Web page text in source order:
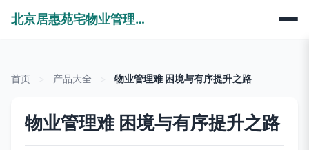
北京居惠苑宅物业管理有限公司
首页 产品大全 物业管理难 困境与有序提升之路
物业管理难 困境与有序提升之路